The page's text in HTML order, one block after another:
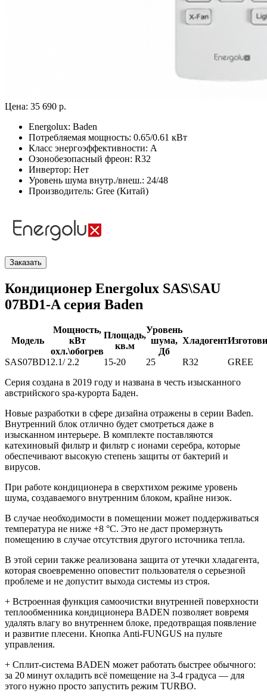
Цена: 35 690 р.
Energolux: Baden
Потребляемая мощность: 0.65/0.61 кВт
Класс энергоэффективности: A
Озонобезопасный фреон: R32
Инвертор: Нет
Уровень шума внутр./внеш.: 24/48
Производитель: Gree (Китай)
Заказать
Кондиционер Energolux SAS\SAU
07BD1-A серия Baden
Модель
Мощность,
кВт
охл.\обогрев
Площадь,
кв.м
Уровень
шума,
Дб
Хладогент
SAS07BD1 2.1/ 2.2 15-20 25 R32
GREE
Серия создана в 2019 году и названа в честь изысканного
австрийского spa-курорта Баден.
Новые разработки в сфере дизайна отражены в серии Baden.
Внутренний блок отлично будет смотреться даже в
изысканном интерьере. В комплекте поставляются
катехиновый фильтр и фильтр с ионами серебра, которые
обеспечивают высокую степень защиты от бактерий и
вирусов.
При работе кондиционера в сверхтихом режиме уровень
шума, создаваемого внутренним блоком, крайне низок.
В случае необходимости в помещении может поддерживаться
температура не ниже +8 °С. Это не даст промерзнуть
помещению в случае отсутствия другого источника тепла.
В этой серии также реализована защита от утечки хладагента,
которая своевременно оповестит пользователя о серьезной
проблеме и не допустит выхода системы из строя.
+ Встроенная функция самоочистки внутренней поверхности
теплообменника кондиционера BADEN позволяет вовремя
удалять влагу во внутреннем блоке, предотвращая появление
и развитие плесени. Кнопка Anti-FUNGUS на пульте
управления.
+ Сплит-система BADEN может работать быстрее обычного:
за 20 минут охладить всё помещение на 3-4 градуса — для
этого нужно просто запустить режим TURBO.